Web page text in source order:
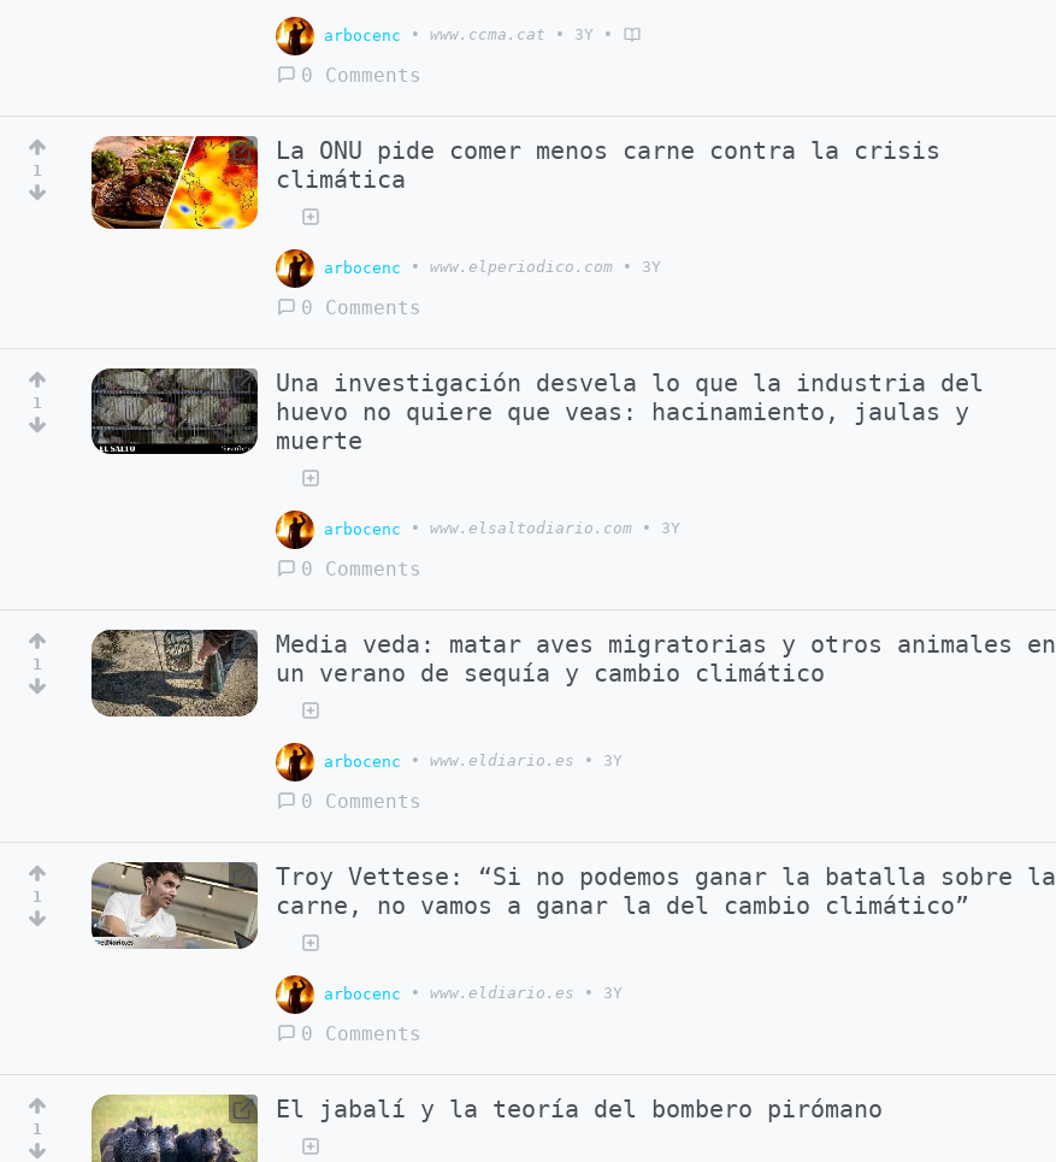
arbocenc • www.ccma.cat • 3Y •
0 Comments
1
La ONU pide comer menos carne contra la crisis
climática
arbocenc • www.elperiodico.com • 3Y
0 Comments
1
Una investigación desvela lo que la industria del
huevo no quiere que veas: hacinamiento, jaulas y
muerte
arbocenc • www.elsaltodiario.com • 3Y
0 Comments
1
Media veda: matar aves migratorias y otros animales en
un verano de sequía y cambio climático
arbocenc • www.eldiario.es • 3Y
0 Comments
1
Troy Vettese: “Si no podemos ganar la batalla sobre la
carne, no vamos a ganar la del cambio climático”
arbocenc • www.eldiario.es • 3Y
0 Comments
1
El jabalí y la teoría del bombero pirómano